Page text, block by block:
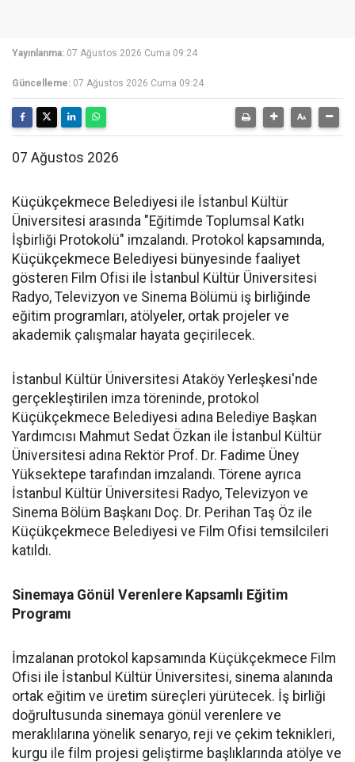
Yayınlanma: 07 Ağustos 2026 Cuma 09:24
Güncelleme: 07 Ağustos 2026 Cuma 09:24
07 Ağustos 2026
Küçükçekmece Belediyesi ile İstanbul Kültür
Üniversitesi arasında "Eğitimde Toplumsal Katkı
İşbirliği Protokolü" imzalandı. Protokol kapsamında,
Küçükçekmece Belediyesi bünyesinde faaliyet
gösteren Film Ofisi ile İstanbul Kültür Üniversitesi
Radyo, Televizyon ve Sinema Bölümü iş birliğinde
eğitim programları, atölyeler, ortak projeler ve
akademik çalışmalar hayata geçirilecek.
İstanbul Kültür Üniversitesi Ataköy Yerleşkesi'nde
gerçekleştirilen imza töreninde, protokol
Küçükçekmece Belediyesi adına Belediye Başkan
Yardımcısı Mahmut Sedat Özkan ile İstanbul Kültür
Üniversitesi adına Rektör Prof. Dr. Fadime Üney
Yüksektepe tarafından imzalandı. Törene ayrıca
İstanbul Kültür Üniversitesi Radyo, Televizyon ve
Sinema Bölüm Başkanı Doç. Dr. Perihan Taş Öz ile
Küçükçekmece Belediyesi ve Film Ofisi temsilcileri
katıldı.
Sinemaya Gönül Verenlere Kapsamlı Eğitim
Programı
İmzalanan protokol kapsamında Küçükçekmece Film
Ofisi ile İstanbul Kültür Üniversitesi, sinema alanında
ortak eğitim ve üretim süreçleri yürütecek. İş birliği
doğrultusunda sinemaya gönül verenlere ve
meraklılarına yönelik senaryo, reji ve çekim teknikleri,
kurgu ile film projesi geliştirme başlıklarında atölye ve